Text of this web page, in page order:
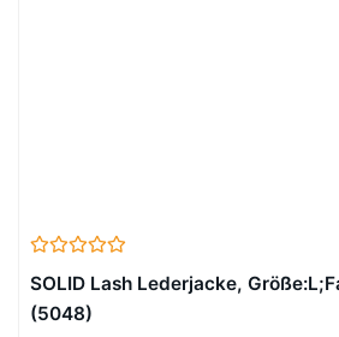
SOLID Lash Lederjacke,
(5048)